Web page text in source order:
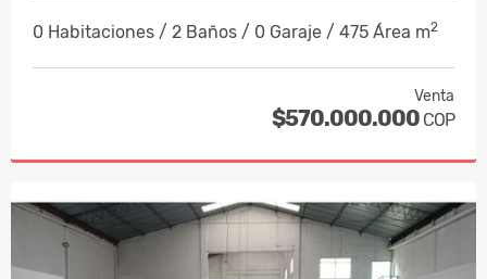
0 Habitaciones / 2 Baños / 0 Garaje / 475 Área m2
Venta
$570.000.000 COP